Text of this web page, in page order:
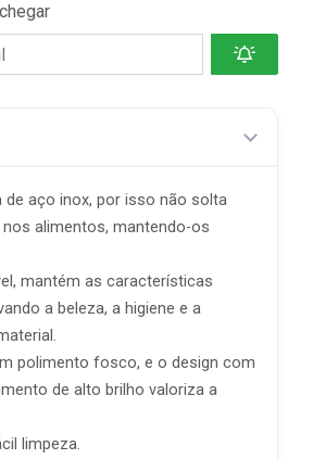
de aço inox, por isso não solta
alimentos, mantendo-os
mantém as características
a beleza, a higiene e a
polimento fosco, e o design com
de alto brilho valoriza a
limpeza.